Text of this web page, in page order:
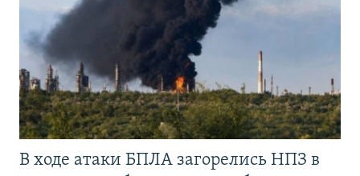
В ходе атаки БПЛА загорелись НПЗ в